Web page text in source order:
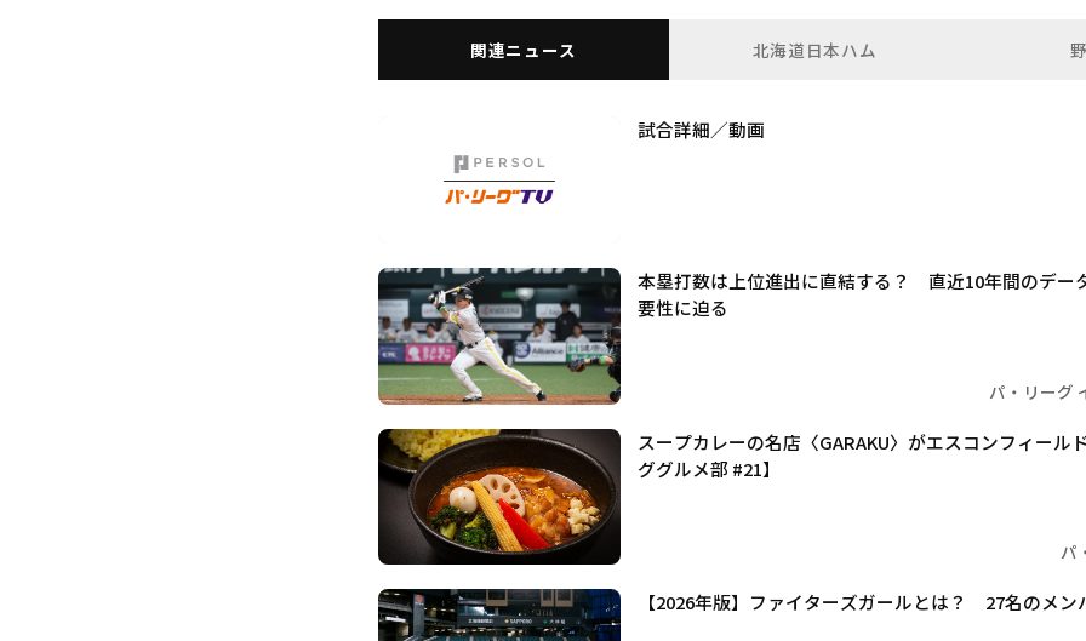
関連ニュース 北海道日本ハム
試合詳細／動画
本塁打数は上位進出に直結する？ 直近10年間のデー
要性に迫る
パ・リーグ
スープカレーの名店〈GARAKU〉がエスコンフィール
ググルメ部 #21】
パ
【2026年版】ファイターズガールとは？ 27名のメン